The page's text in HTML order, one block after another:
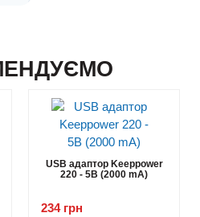
USB адаптор Keeppower
220 - 5В (2000 mA)
234 грн